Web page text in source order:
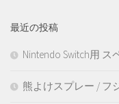
最近の投稿
Nintendo Switch用
熊よけスプレー / フ